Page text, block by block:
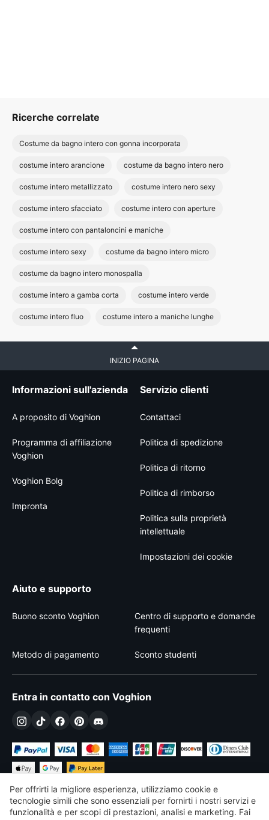
Ricerche correlate
Costume da bagno intero con gonna incorporata
costume intero arancione costume da bagno intero nero
costume intero metallizzato costume intero nero sexy
costume intero sfacciato costume intero con aperture
costume intero con pantaloncini e maniche
costume intero sexy costume da bagno intero micro
costume da bagno intero monospalla
costume intero a gamba corta costume intero verde
costume intero fluo costume intero a maniche lunghe
INIZIO PAGINA
Informazioni sull'azienda
A proposito di Voghion
Programma di affiliazione
Voghion
Voghion Bolg
Impronta
Servizio clienti
Contattaci
Politica di spedizione
Politica di ritorno
Politica di rimborso
Politica sulla proprietà
intellettuale
Impostazioni dei cookie
Aiuto e supporto
Buono sconto Voghion
Centro di supporto e domande
frequenti
Metodo di pagamento Sconto studenti
Entra in contatto con Voghion
Per offrirti la migliore esperienza, utilizziamo cookie e
tecnologie simili che sono essenziali per fornirti i nostri servizi e
funzionalità e per scopi di prestazioni, analisi e marketing. Fai